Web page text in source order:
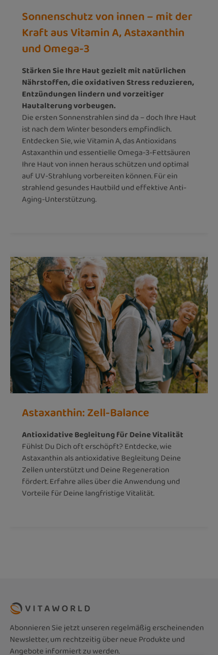
Sonnenschutz von innen – mit der
Kraft aus Vitamin A, Astaxanthin
und Omega-3
Stärken Sie Ihre Haut gezielt mit natürlichen
Nährstoffen, die oxidativen Stress reduzieren,
Entzündungen lindern und vorzeitiger
Hautalterung vorbeugen.
Die ersten Sonnenstrahlen sind da – doch Ihre Haut
ist nach dem Winter besonders empfindlich.
Entdecken Sie, wie Vitamin A, das Antioxidans
Astaxanthin und essentielle Omega-3-Fettsäuren
Ihre Haut von innen heraus schützen und optimal
auf UV-Strahlung vorbereiten können. Für ein
strahlend gesundes Hautbild und effektive Anti-
Aging-Unterstützung.
Astaxanthin: Zell-Balance
Antioxidative Begleitung für Deine Vitalität
Fühlst Du Dich oft erschöpft? Entdecke, wie
Astaxanthin als antioxidative Begleitung Deine
Zellen unterstützt und Deine Regeneration
fördert. Erfahre alles über die Anwendung und
Vorteile für Deine langfristige Vitalität.
Abonnieren Sie jetzt unseren regelmäßig erscheinenden
Newsletter, um rechtzeitig über neue Produkte und
Angebote informiert zu werden.